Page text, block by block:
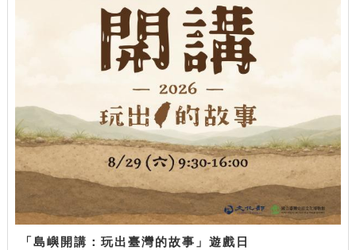
「島嶼開講：玩出臺灣的故事」遊戲日